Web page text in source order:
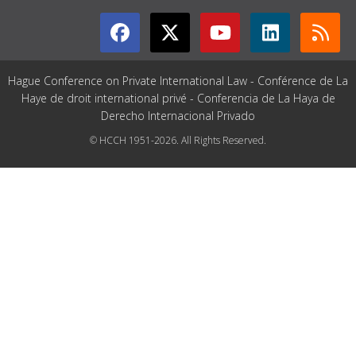
Hague Conference on Private International Law - Conférence de La
Haye de droit international privé - Conferencia de La Haya de
Derecho Internacional Privado
© HCCH 1951-2026. All Rights Reserved.